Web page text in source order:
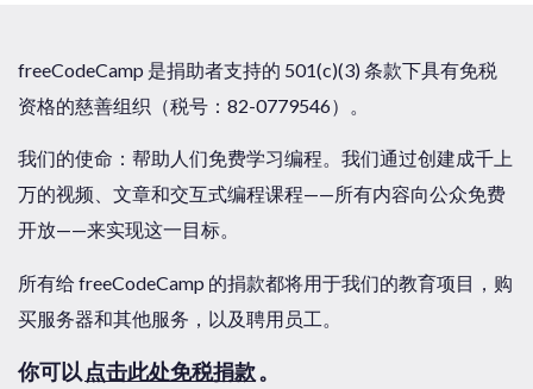
freeCodeCamp 是捐助者支持的 501(c)(3) 条款下具有免税
资格的慈善组织（税号：82-0779546）。
我们的使命：帮助人们免费学习编程。我们通过创建成千上
万的视频、文章和交互式编程课程——所有内容向公众免费
开放——来实现这一目标。
所有给 freeCodeCamp 的捐款都将用于我们的教育项目，购
买服务器和其他服务，以及聘用员工。
你可以点击此处免税捐款。